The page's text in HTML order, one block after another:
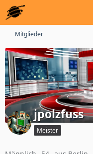
Mitglieder
jpolzfuss
Meister